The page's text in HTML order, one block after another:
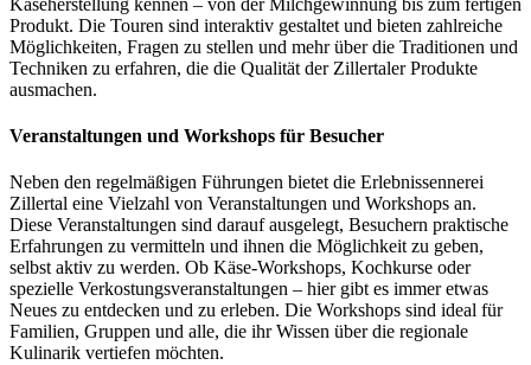
Produkt. Die Touren sind interaktiv gestaltet und bieten zahlreiche
Möglichkeiten, Fragen zu stellen und mehr über die Traditionen und
Techniken zu erfahren, die die Qualität der Zillertaler Produkte
ausmachen.
Veranstaltungen und Workshops für Besucher
Neben den regelmäßigen Führungen bietet die Erlebnissennerei
Zillertal eine Vielzahl von Veranstaltungen und Workshops an.
Diese Veranstaltungen sind darauf ausgelegt, Besuchern praktische
Erfahrungen zu vermitteln und ihnen die Möglichkeit zu geben,
selbst aktiv zu werden. Ob Käse-Workshops, Kochkurse oder
spezielle Verkostungsveranstaltungen – hier gibt es immer etwas
Neues zu entdecken und zu erleben. Die Workshops sind ideal für
Familien, Gruppen und alle, die ihr Wissen über die regionale
Kulinarik vertiefen möchten.